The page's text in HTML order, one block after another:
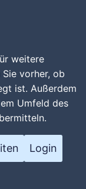
weitere
vorher, ob
ist. Außerdem
Umfeld des
Login